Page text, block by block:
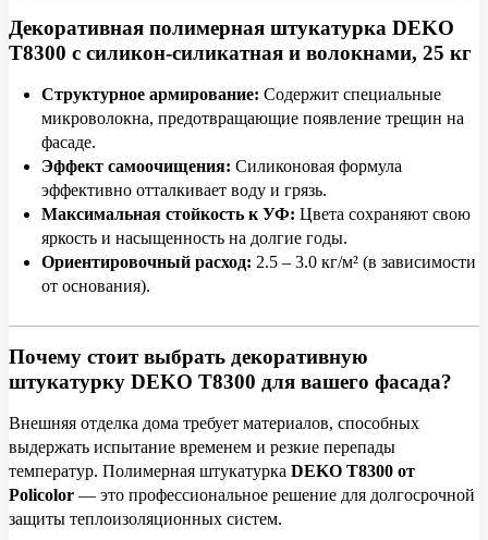
Декоративная полимерная штукатурка DEKO
T8300 с силикон-силикатная и волокнами, 25 кг
Структурное армирование: Содержит специальные
микроволокна, предотвращающие появление трещин на
фасаде.
Эффект самоочищения: Силиконовая формула
эффективно отталкивает воду и грязь.
Максимальная стойкость к УФ: Цвета сохраняют свою
яркость и насыщенность на долгие годы.
Ориентировочный расход: 2.5 – 3.0 кг/м² (в зависимости
от основания).
Почему стоит выбрать декоративную
штукатурку DEKO T8300 для вашего фасада?
Внешняя отделка дома требует материалов, способных
выдержать испытание временем и резкие перепады
температур. Полимерная штукатурка DEKO T8300 от
Policolor — это профессиональное решение для долгосрочной
защиты теплоизоляционных систем.